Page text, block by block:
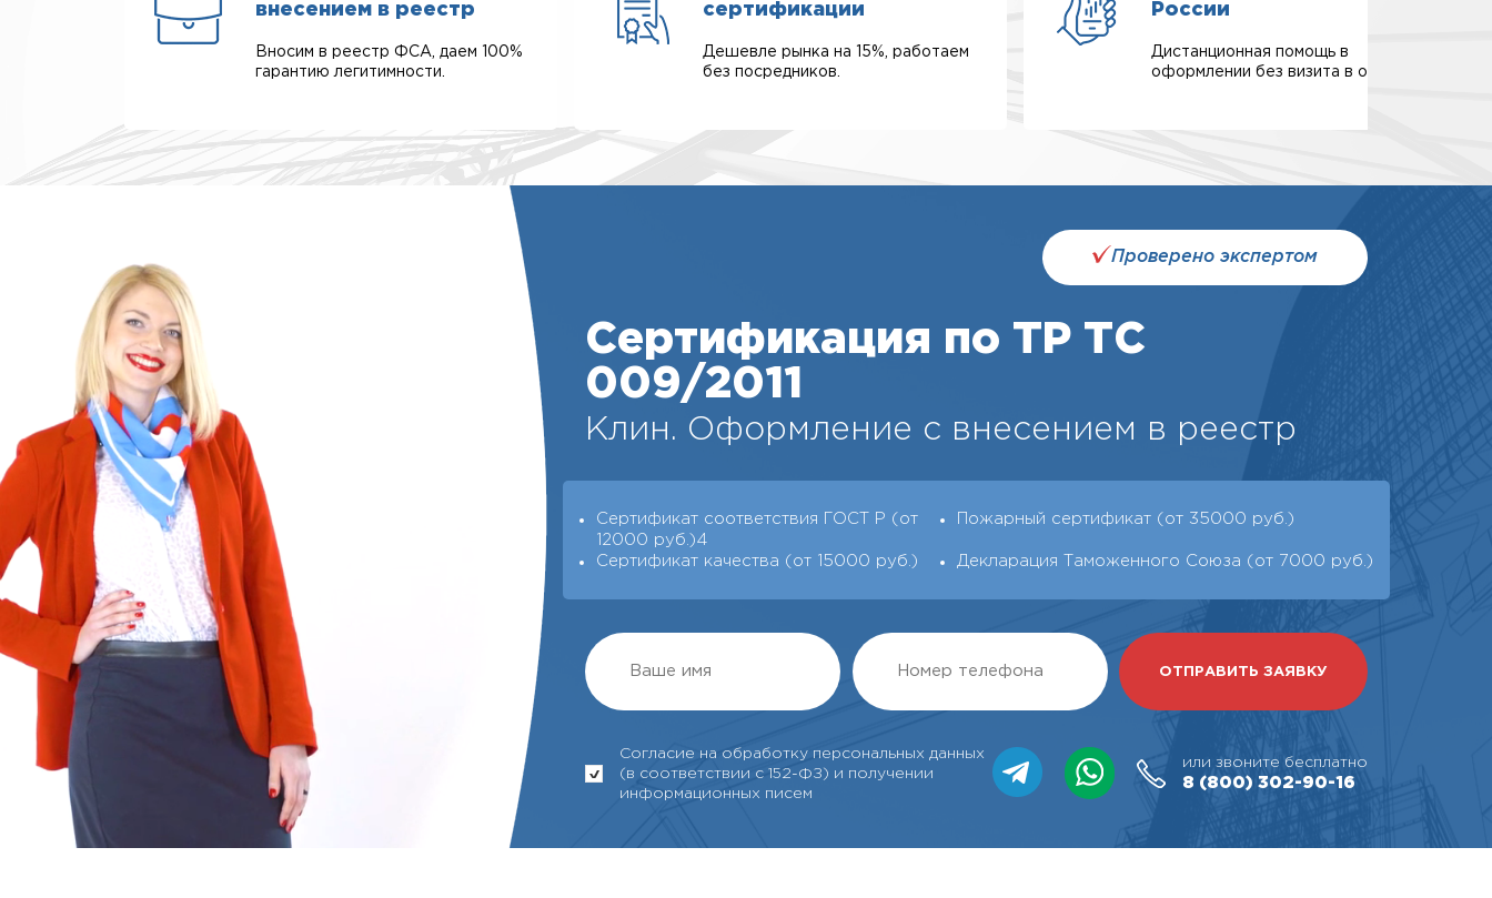
внесением в реестр
Вносим в реестр ФСА, даем 100%
гарантию легитимности.
сертификации
Дешевле рынка на 15%, работаем
без посредников.
России
Дистанционная помощь в
оформлении без визита в офис.
Проверено экспертом
Сертификация по ТР ТС
009/2011
Клин. Оформление с внесением в реестр
Сертификат соответствия ГОСТ Р (от
12000 руб.)4
Пожарный сертификат (от 35000 руб.)
Сертификат качества (от 15000 руб.) Декларация Таможенного Союза (от 7000 руб.)
Согласие на обработку персональных данных
(в соответствии с 152-ФЗ) и получении
информационных писем
или звоните бесплатно
8 (800) 302-90-16